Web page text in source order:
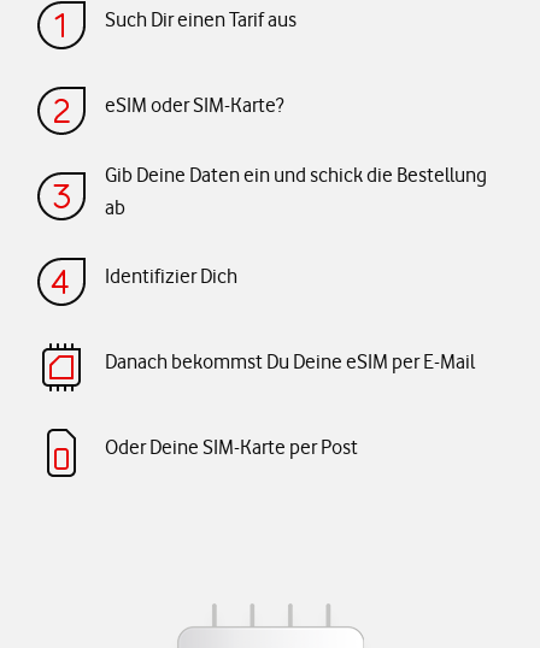
Such Dir einen Tarif aus
eSIM oder SIM-Karte?
Gib Deine Daten ein und schick die Bestellung
ab
Identifizier Dich
Danach bekommst Du Deine eSIM per E-Mail
Oder Deine SIM-Karte per Post